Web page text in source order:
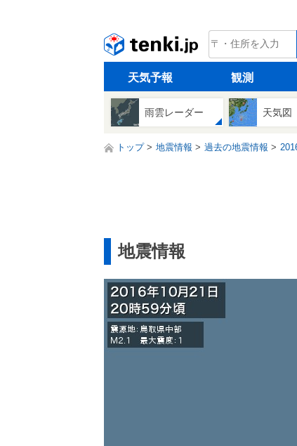
tenki.jp
天気予報 観測
雨雲レーダー 天気図
トップ 地震情報 過去の地震情報
地震情報